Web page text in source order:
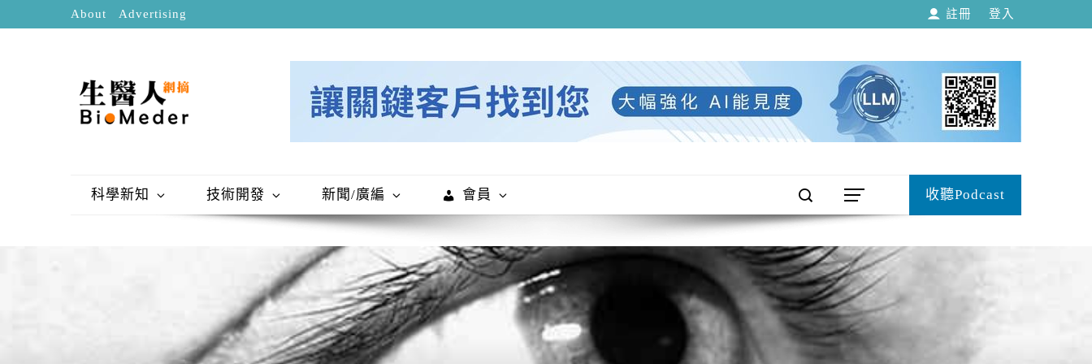
About Advertising 註冊 登入
科學新知 技術開發 新聞/廣編 會員 收聽Podcast